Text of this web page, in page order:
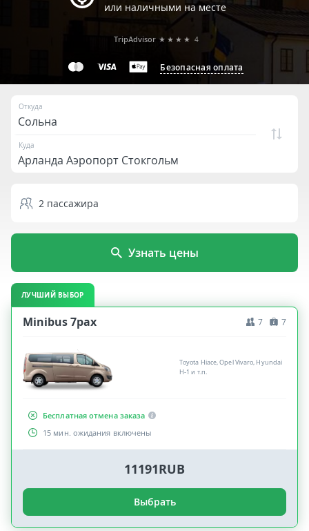
или наличными на месте
Безопасная оплата
TripAdvisor ★★★★ 4
Откуда
Куда
2 пассажира
Узнать цены
ЛУЧШИЙ ВЫБОР
Minibus 7pax 7 7
Toyota Hiace, Opel Vivaro, Hyundai
H-1 и т.п.
Бесплатная отмена заказа
15 мин. ожидания включены
11191RUB
Выбрать